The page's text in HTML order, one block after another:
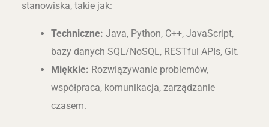
stanowiska, takie jak:
Techniczne: Java, Python, C++, JavaScript,
bazy danych SQL/NoSQL, RESTful APIs, Git.
Miękkie: Rozwiązywanie problemów,
współpraca, komunikacja, zarządzanie
czasem.